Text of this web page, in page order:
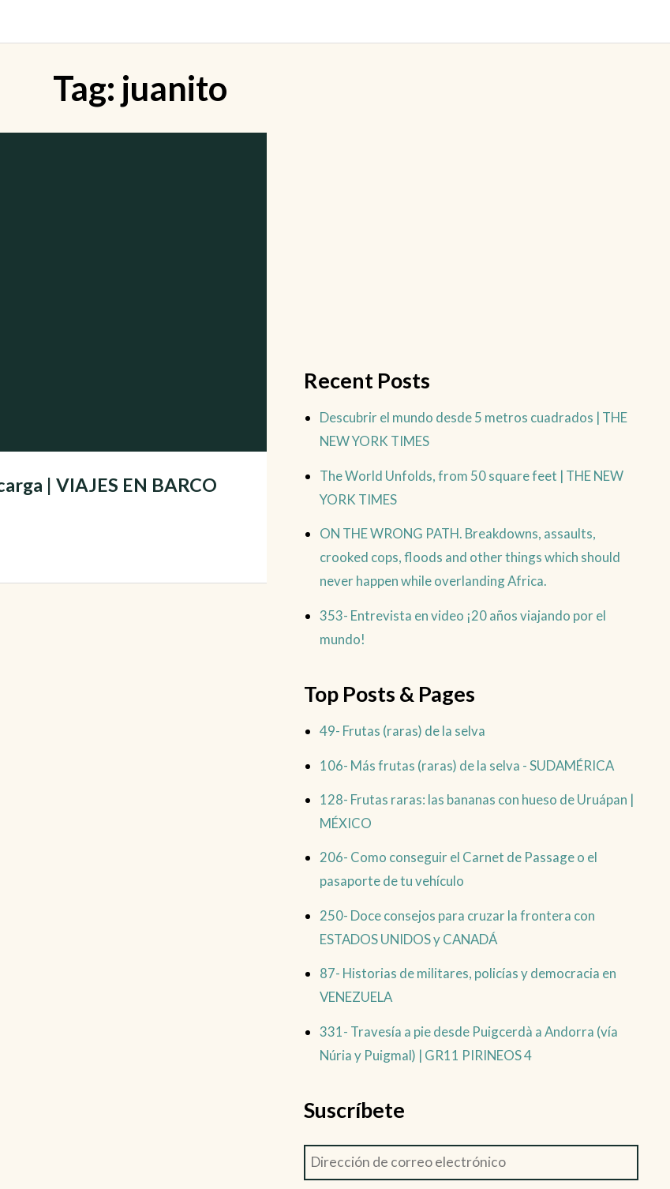
Tag: juanito
| VIAJES EN BARCO
Recent Posts
Descubrir el mundo desde 5 metros cuadrados | THE
NEW YORK TIMES
The World Unfolds, from 50 square feet | THE NEW
YORK TIMES
ON THE WRONG PATH. Breakdowns, assaults,
crooked cops, floods and other things which should
never happen while overlanding Africa.
353- Entrevista en video ¡20 años viajando por el
mundo!
Top Posts & Pages
49- Frutas (raras) de la selva
106- Más frutas (raras) de la selva - SUDAMÉRICA
128- Frutas raras: las bananas con hueso de Uruápan |
MÉXICO
206- Como conseguir el Carnet de Passage o el
pasaporte de tu vehículo
250- Doce consejos para cruzar la frontera con
ESTADOS UNIDOS y CANADÁ
87- Historias de militares, policías y democracia en
VENEZUELA
331- Travesía a pie desde Puigcerdà a Andorra (vía
Núria y Puigmal) | GR11 PIRINEOS 4
Suscríbete